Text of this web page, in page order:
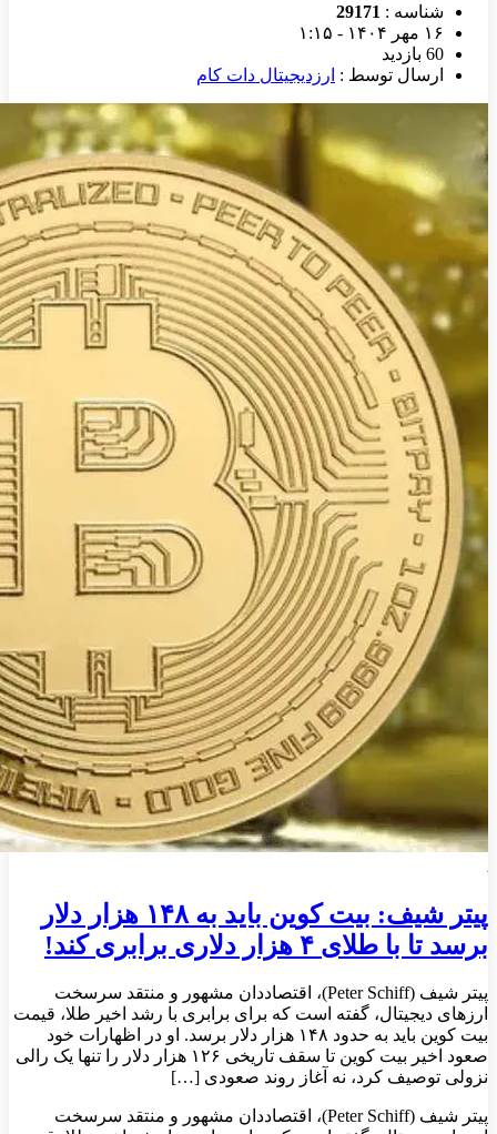
شناسه : 29171
۱۶ مهر ۱۴۰۴ - ۱:۱۵
60 بازدید
ارسال توسط : ارزدیجیتال دات کام
پیتر شیف: بیت‌ کوین باید به ۱۴۸ هزار دلار
برسد تا با طلای ۴ هزار دلاری برابری کند!
پیتر شیف (Peter Schiff)، اقتصاددان مشهور و منتقد سرسخت
ارزهای دیجیتال، گفته است که برای برابری با رشد اخیر طلا، قیمت
بیت‌ کوین باید به حدود ۱۴۸ هزار دلار برسد. او در اظهارات خود
صعود اخیر بیت‌ کوین تا سقف تاریخی ۱۲۶ هزار دلار را تنها یک رالی
نزولی توصیف کرد، نه آغاز روند صعودی […]
پیتر شیف (Peter Schiff)، اقتصاددان مشهور و منتقد سرسخت